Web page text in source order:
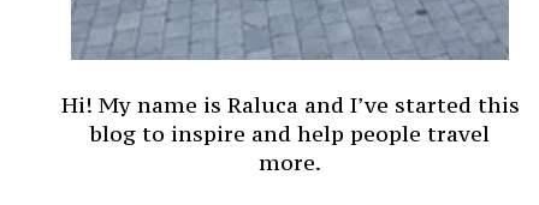
Hi! My name is Raluca and I’ve started this
blog to inspire and help people travel
more.